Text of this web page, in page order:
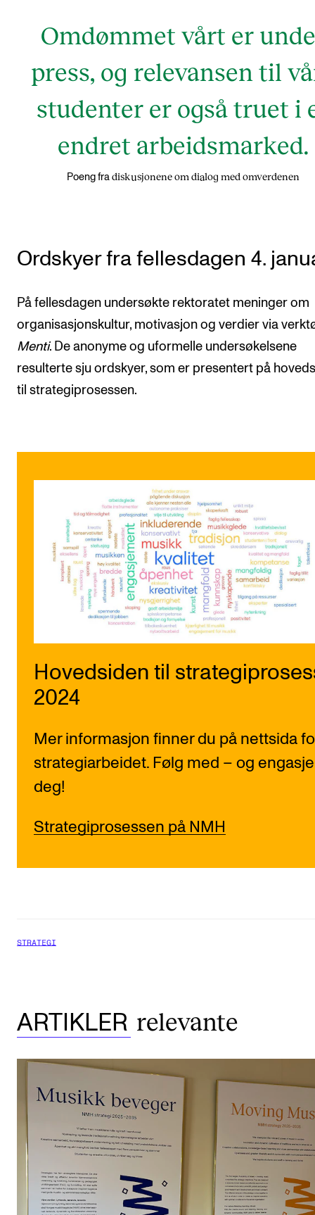
Omdømmet vårt er
press, og relevansen til
studenter er også truet i
endret arbeidsmarked.
Poeng fra diskusjonene om dialog med omverdenen
Ordskyer fra fellesdagen 4.
På fellesdagen undersøkte rektoratet meninger om
organisasjonskultur, motivasjon og verdier via
Menti. De anonyme og uformelle undersøkelsene
resulterte sju ordskyer, som er presentert på
til strategiprosessen.
Hovedsiden til
2024
Mer informasjon finner du på nettsida
strategiarbeidet. Følg med – og
deg!
Strategiprosessen på NMH
STRATEGI
ARTIKLER relevante